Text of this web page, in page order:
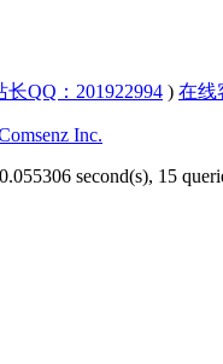
长QQ：201922994 ) 在线
Inc.
second(s), 15